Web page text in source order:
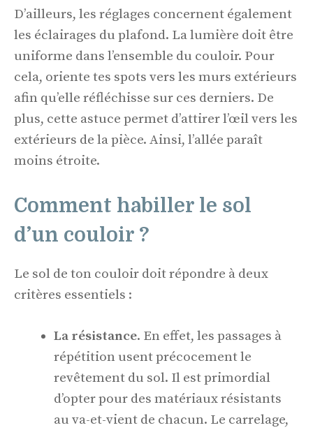
D’ailleurs, les réglages concernent également
les éclairages du plafond. La lumière doit être
uniforme dans l’ensemble du couloir. Pour
cela, oriente tes spots vers les murs extérieurs
afin qu’elle réfléchisse sur ces derniers. De
plus, cette astuce permet d’attirer l’œil vers les
extérieurs de la pièce. Ainsi, l’allée paraît
moins étroite.
Comment habiller le sol
d’un couloir ?
Le sol de ton couloir doit répondre à deux
critères essentiels :
La résistance. En effet, les passages à
répétition usent précocement le
revêtement du sol. Il est primordial
d’opter pour des matériaux résistants
au va-et-vient de chacun. Le carrelage,